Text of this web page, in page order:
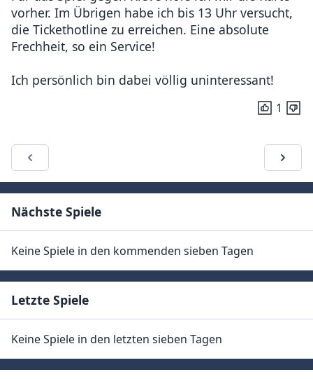
vorher. Im Übrigen habe ich bis 13 Uhr versucht,
die Tickethotline zu erreichen. Eine absolute
Frechheit, so ein Service!
Ich persönlich bin dabei völlig uninteressant!
1
Nächste Spiele
Keine Spiele in den kommenden sieben Tagen
Letzte Spiele
Keine Spiele in den letzten sieben Tagen